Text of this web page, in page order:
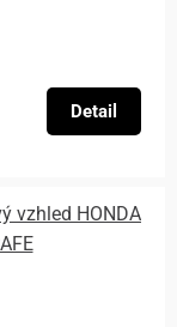
Detail
vzhled HONDA